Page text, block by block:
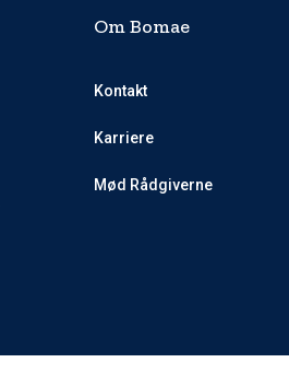
Om Bomae
Kontakt
Karriere
Mød Rådgiverne